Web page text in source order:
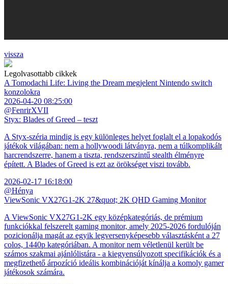
vissza
Legolvasottabb cikkek
A Tomodachi Life: Living the Dream megjelent Nintendo switch
konzolokra
2026-04-20 08:25:00
@FenrirXVII
Styx: Blades of Greed – teszt
A Styx-széria mindig is egy különleges helyet foglalt el a lopakodós
játékok világában: nem a hollywoodi látványra, nem a túlkomplikált
harcrendszerre, hanem a tiszta, rendszerszintű stealth élményre
épített. A Blades of Greed is ezt az örökséget viszi tovább.
2026-02-17 16:18:00
@Hénya
ViewSonic VX27G1-2K 27&quot; 2K QHD Gaming Monitor
A ViewSonic VX27G1-2K egy középkategóriás, de prémium
funkciókkal felszerelt gaming monitor, amely 2025-2026 fordulóján
pozicionálja magát az egyik legversenyképesebb választásként a 27
colos, 1440p kategóriában. A monitor nem véletlenül került be
számos szakmai ajánlólistára - a kiegyensúlyozott specifikációk és a
megfizethető árpozíció ideális kombinációját kínálja a komoly gamer
játékosok számára.